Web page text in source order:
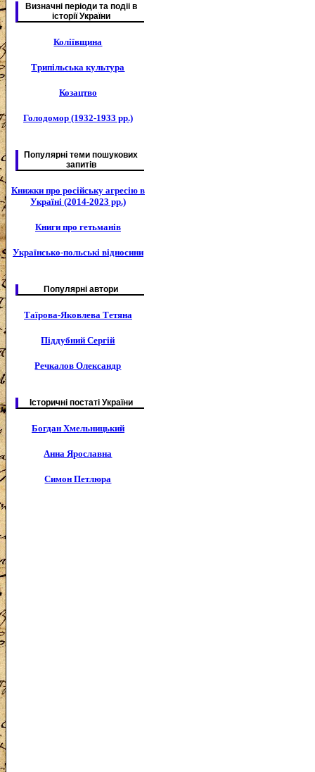
Визначні періоди та подіі в
історії України
Коліївщина
Трипільська культура
Козацтво
Голодомор (1932-1933 рр.)
Популярні теми пошукових
запитів
Книжки про російську агресію в
Україні (2014-2023 рр.)
Книги про гетьманів
Українсько-польські відносини
Популярні автори
Таїрова-Яковлева Тетяна
Піддубний Сергій
Речкалов Олександр
Історичні постаті України
Богдан Хмельницький
Анна Ярославна
Симон Петлюра